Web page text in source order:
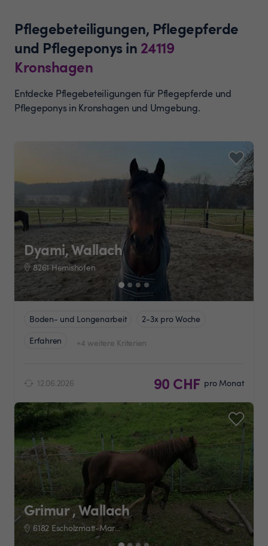
Pflegebeteiligungen, Pflegepferde
und Pflegeponys in 24119
Kronshagen
Entdecke Pflegebeteiligungen für Pflegepferde und
Pflegeponys in Kronshagen und Umgebung.
Dyami, Wallach
8261 Hemishofen
Boden- und Longenarbeit
2-3x pro Woche
Erfahren
+4 weitere Kriterien
12.06.2026 90 CHF pro Monat
Grimur , Wallach
6182 Escholzmatt-Marbach